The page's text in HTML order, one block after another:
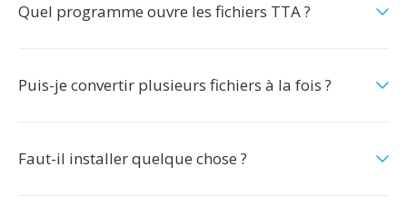
Quel programme ouvre les fichiers TTA ?
Puis-je convertir plusieurs fichiers à la fois ?
Faut-il installer quelque chose ?